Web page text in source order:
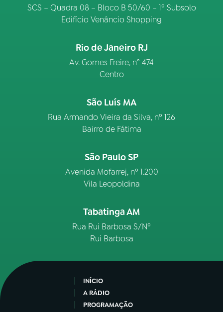
SCS – Quadra 08 – Bloco B 50/60 – 1º Subsolo
Edifício Venâncio Shopping
Rio de Janeiro RJ
Av. Gomes Freire, n° 474
Centro
São Luís MA
Rua Armando Vieira da Silva, nº 126
Bairro de Fátima
São Paulo SP
Avenida Mofarrej, nº 1.200
Vila Leopoldina
Tabatinga AM
Rua Rui Barbosa S/Nº
Rui Barbosa
INÍCIO
A RÁDIO
PROGRAMAÇÃO